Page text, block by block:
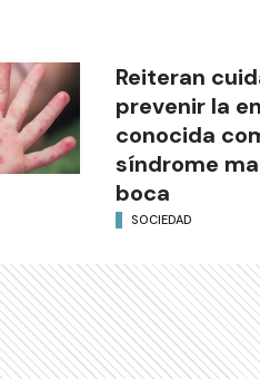
Reiteran
prevenir la
conocida
síndrome
boca
SOCIEDAD